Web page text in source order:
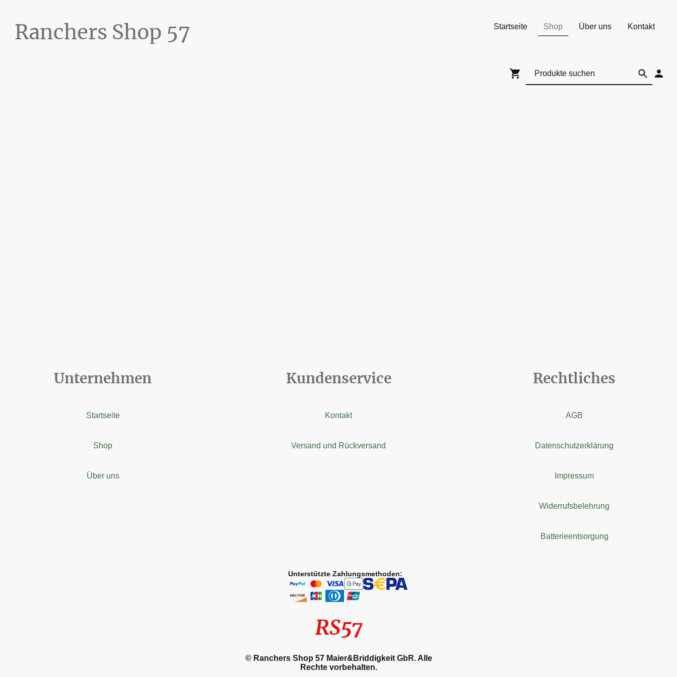
Ranchers Shop 57
Startseite Shop Über uns Kontakt
Unternehmen
Startseite
Shop
Über uns
Kundenservice
Kontakt
Versand und Rückversand
Rechtliches
AGB
Datenschutzerklärung
Impressum
Widerrufsbelehrung
Batterieentsorgung
Unterstützte Zahlungsmethoden:
RS57
© Ranchers Shop 57 Maier&Briddigkeit GbR. Alle
Rechte vorbehalten.